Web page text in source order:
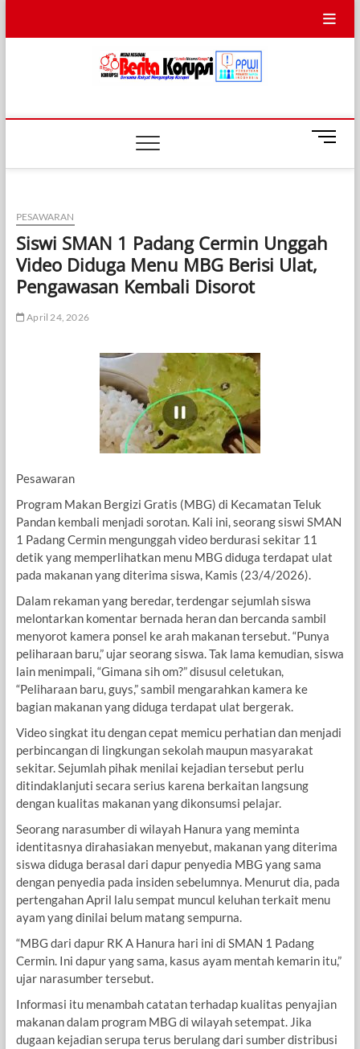
Info BERITA
M
n
t
PESAWARAN
Siswi SMAN 1 Padang Cermin Unggah
Video Diduga Menu MBG Berisi Ulat,
Pengawasan Kembali Disorot
April 24, 2026
Pesawaran
Program Makan Bergizi Gratis (MBG) di Kecamatan Teluk
Pandan kembali menjadi sorotan. Kali ini, seorang siswi SMAN
1 Padang Cermin mengunggah video berdurasi sekitar 11
detik yang memperlihatkan menu MBG diduga terdapat ulat
pada makanan yang diterima siswa, Kamis (23/4/2026).
Dalam rekaman yang beredar, terdengar sejumlah siswa
melontarkan komentar bernada heran dan bercanda sambil
menyorot kamera ponsel ke arah makanan tersebut. “Punya
peliharaan baru,” ujar seorang siswa. Tak lama kemudian, siswa
lain menimpali, “Gimana sih om?” disusul celetukan,
“Peliharaan baru, guys,” sambil mengarahkan kamera ke
bagian makanan yang diduga terdapat ulat bergerak.
Video singkat itu dengan cepat memicu perhatian dan menjadi
perbincangan di lingkungan sekolah maupun masyarakat
sekitar. Sejumlah pihak menilai kejadian tersebut perlu
ditindaklanjuti secara serius karena berkaitan langsung
dengan kualitas makanan yang dikonsumsi pelajar.
Seorang narasumber di wilayah Hanura yang meminta
identitasnya dirahasiakan menyebut, makanan yang diterima
siswa diduga berasal dari dapur penyedia MBG yang sama
dengan penyedia pada insiden sebelumnya. Menurut dia, pada
pertengahan April lalu sempat muncul keluhan terkait menu
ayam yang dinilai belum matang sempurna.
“MBG dari dapur RK A Hanura hari ini di SMAN 1 Padang
Cermin. Ini dapur yang sama, kasus ayam mentah kemarin itu,”
ujar narasumber tersebut.
Informasi itu menambah catatan terhadap kualitas penyajian
makanan dalam program MBG di wilayah setempat. Jika
dugaan kejadian serupa terus berulang dari sumber distribusi